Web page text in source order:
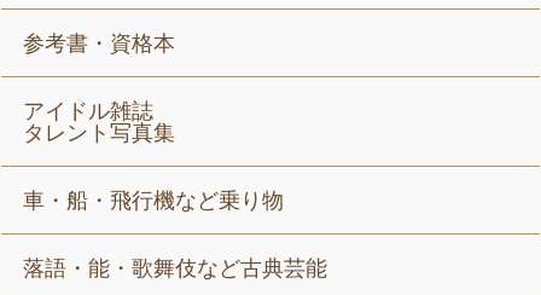
参考書・資格本
アイドル雑誌
タレント写真集
車・船・飛行機など乗り物
落語・能・歌舞伎など古典芸能